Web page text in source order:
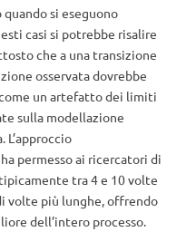
si eseguono
casi si potrebbe risalire
che a una transizione
osservata dovrebbe
un artefatto dei limiti
sulla modellazione
permesso ai ricercatori di
tra 4 e 10 volte
volte più lunghe, offrendo
dell’intero processo.